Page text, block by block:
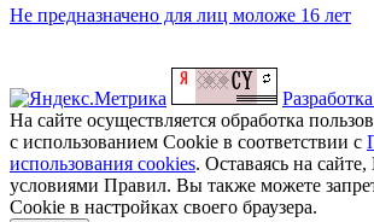
Не предназначено для лиц моложе 16 лет
На сайте осуществляется обработка
с использованием Cookie в соответствии с
использования cookies. Оставаясь на
условиями Правил. Вы также можете
Cookie в настройках своего браузера.